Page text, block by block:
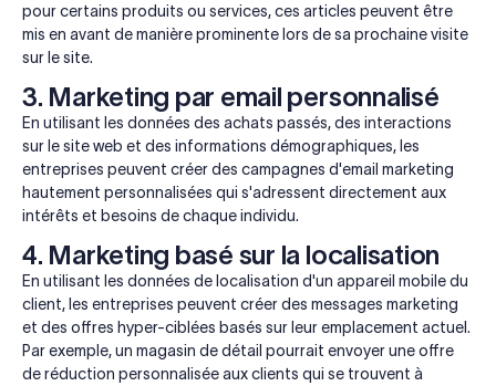
pour certains produits ou services, ces articles peuvent être
mis en avant de manière prominente lors de sa prochaine visite
sur le site.
3. Marketing par email personnalisé
En utilisant les données des achats passés, des interactions
sur le site web et des informations démographiques, les
entreprises peuvent créer des campagnes d'email marketing
hautement personnalisées qui s'adressent directement aux
intérêts et besoins de chaque individu.
4. Marketing basé sur la localisation
En utilisant les données de localisation d'un appareil mobile du
client, les entreprises peuvent créer des messages marketing
et des offres hyper-ciblées basés sur leur emplacement actuel.
Par exemple, un magasin de détail pourrait envoyer une offre
de réduction personnalisée aux clients qui se trouvent à